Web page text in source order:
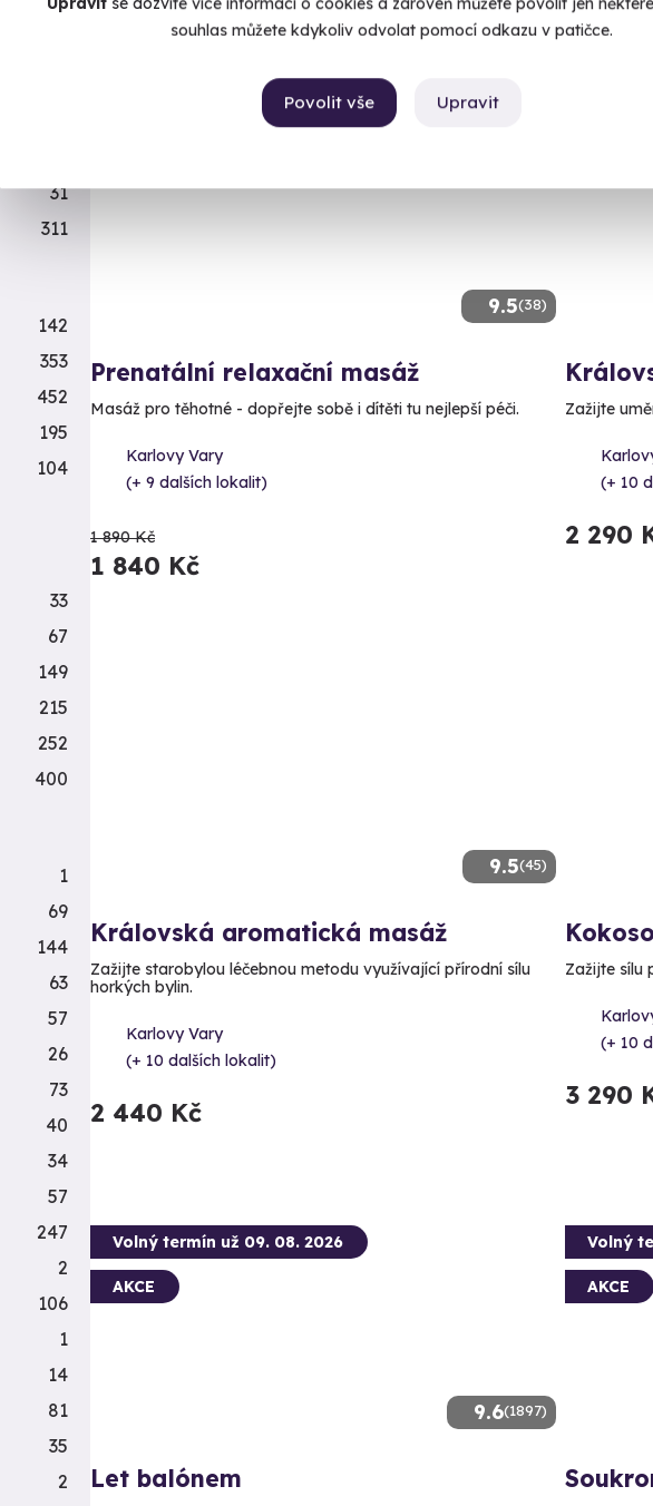
souhlas můžete kdykoliv odvolat pomocí odkazu v patičce.
Upravit
Povolit vše
9.5(38)
Prenatální relaxační masáž
Masáž pro těhotné - dopřejte sobě i dítěti tu nejlepší péči.
Karlovy Vary
(+ 9 dalších lokalit)
1 890 Kč
1 840 Kč
Zažijte
(+ 10
2 290
9.5(45)
Královská aromatická masáž
Zažijte starobylou léčebnou metodu využívající přírodní sílu
horkých bylin.
Karlovy Vary
(+ 10 dalších lokalit)
2 440 Kč
Zažijte sílu
(+ 10
3 290
9.6(1897)
Volný termín už 09. 08. 2026
AKCE
Let balónem
Volný
AKCE
450
31
311
142
353
452
195
104
33
67
149
215
252
400
1
69
144
63
57
26
73
40
34
57
247
2
106
1
14
81
35
2